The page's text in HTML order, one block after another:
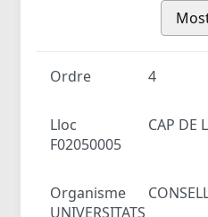
Ordre 4
Lloc
CAP DE
F02050005
Organisme
UNIVERSITATS